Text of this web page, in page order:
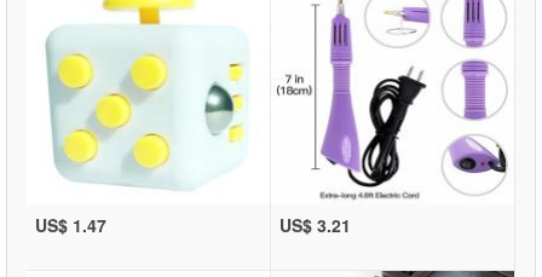
US$ 1.47 US$ 3.21